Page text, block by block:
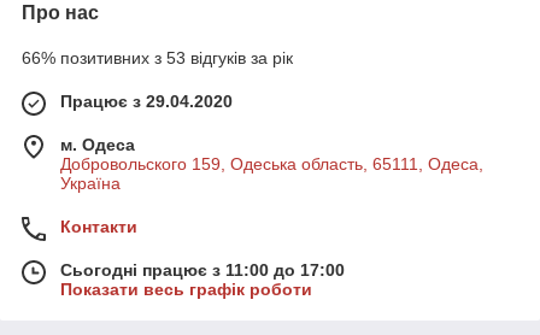
Про нас
66% позитивних з 53 відгуків за рік
Працює з 29.04.2020
м. Одеса
Добровольского 159, Одеська область, 65111, Одеса,
Україна
Контакти
Сьогодні працює з 11:00 до 17:00
Показати весь графік роботи